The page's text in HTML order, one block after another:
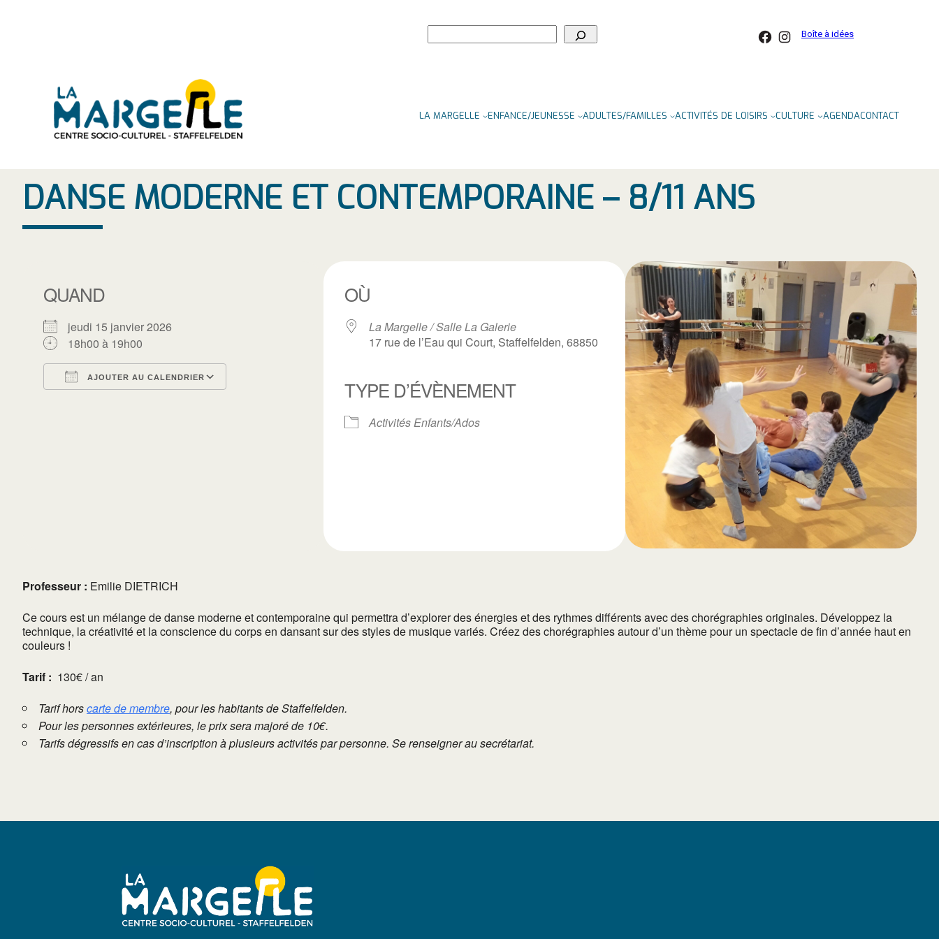
Facebook
Instagram
Boîte à idées
LA MARGELLE ENFANCE/JEUNESSE ADULTES/FAMILLES ACTIVITÉS DE LOISIRS CULTURE AGENDACONTACT
DANSE MODERNE ET CONTEMPORAINE – 8/11 ANS
QUAND
jeudi 15 janvier 2026
18h00 à 19h00
AJOUTER AU CALENDRIER
iCalendar Outlook Live
OÙ
La Margelle / Salle La Galerie
17 rue de l’Eau qui Court, Staffelfelden, 68850
TYPE D’ÉVÈNEMENT
Activités Enfants/Ados
Professeur : Emilie DIETRICH
Ce cours est un mélange de danse moderne et contemporaine qui permettra d’explorer des énergies et des rythmes différents avec des chorégraphies originales. Développez la
technique, la créativité et la conscience du corps en dansant sur des styles de musique variés. Créez des chorégraphies autour d’un thème pour un spectacle de fin d’année haut en
couleurs !
Tarif : 130€ / an
Tarif horscarte de membre, pour les habitants de Staffelfelden.
Pour les personnes extérieures, le prix sera majoré de 10€.
Tarifs dégressifs en cas d’inscription à plusieurs activités par personne. Se renseigner au secrétariat.